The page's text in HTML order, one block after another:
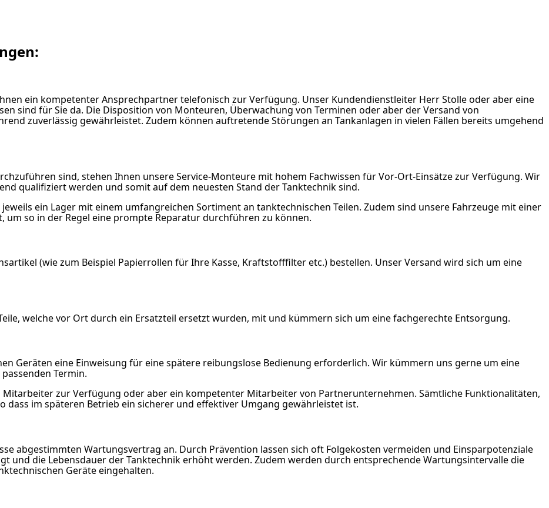
ein kompetenter Ansprechpartner telefonisch zur Verfügung. Unser Kundendienstleiter Herr Stolle oder aber eine
sind für Sie da. Die Disposition von Monteuren, Überwachung von Terminen oder aber der Versand von
zuverlässig gewährleistet. Zudem können auftretende Störungen an Tankanlagen in vielen Fällen bereits umgehend
sind, stehen Ihnen unsere Service-Monteure mit hohem Fachwissen für Vor-Ort-Einsätze zur Verfügung. Wir
qualifiziert werden und somit auf dem neuesten Stand der Tanktechnik sind.
ein Lager mit einem umfangreichen Sortiment an tanktechnischen Teilen. Zudem sind unsere Fahrzeuge mit einer
um so in der Regel eine prompte Reparatur durchführen zu können.
(wie zum Beispiel Papierrollen für Ihre Kasse, Kraftstofffilter etc.) bestellen. Unser Versand wird sich um eine
welche vor Ort durch ein Ersatzteil ersetzt wurden, mit und kümmern sich um eine fachgerechte Entsorgung.
Geräten eine Einweisung für eine spätere reibungslose Bedienung erforderlich. Wir kümmern uns gerne um eine
Termin.
zur Verfügung oder aber ein kompetenter Mitarbeiter von Partnerunternehmen. Sämtliche Funktionalitäten,
dass im späteren Betrieb ein sicherer und effektiver Umgang gewährleistet ist.
abgestimmten Wartungsvertrag an. Durch Prävention lassen sich oft Folgekosten vermeiden und Einsparpotenziale
und die Lebensdauer der Tanktechnik erhöht werden. Zudem werden durch entsprechende Wartungsintervalle die
Geräte eingehalten.